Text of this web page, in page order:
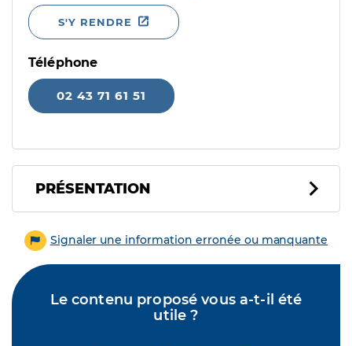
S'Y RENDRE
Téléphone
02 43 71 61 51
PRÉSENTATION
Signaler une information erronée ou manquante
Le contenu proposé vous a-t-il été
utile ?